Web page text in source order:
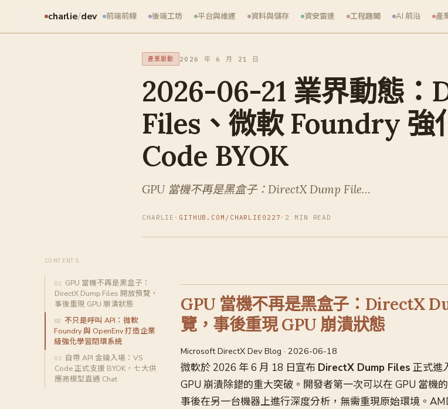
charlie/dev 前端前線 後端工坊 平台與維運 資料與儲存 資安雷達 工程趣聞 AI 前沿 產
產業脈動 2026 年 6 月 21 日
2026-06-21 業界動態
Files、微軟 Foundry 強
Code BYOK
GPU 當機不再是黑盒子：DirectX Dump File…
CHARLIE · GITHUB.COM/CHARLIE0227 · 2 MIN READ
CONTENTS
GPU 當機不再是黑盒子：
DirectX Dump Files 開放預覽，
事後重現 GPU 崩潰狀態
不只是呼叫 API：微軟
Foundry 與 OpenEnv 打造企業
級強化學習閉環系統
自帶 API 金鑰入場：VS
Code 正式支援 BYOK，七大供
應商模型直通 Chat
GPU 當機不再是黑盒子：DirectX
覽，事後重現 GPU 崩潰狀態
Microsoft DirectX Dev Blog · 2026-06-18
微軟於 2026 年 6 月 18 日宣布 DirectX Dump Files 正式進
GPU 崩潰除錯的重大突破。開發者第一次可以在 GPU 當機
事後在另一台機器上進行深度分析，無需重現原始環境。